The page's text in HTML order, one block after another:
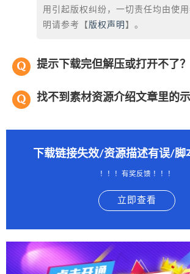
用引起版权纠纷，一切责任均由使
明请参考【 版权声明 】。
提示下载完但解压或打开不了？
找不到素材资源介绍文章里的示
下载链接失效/资源描述有误/脚
！！！有奖反馈 ！！！
立即查看